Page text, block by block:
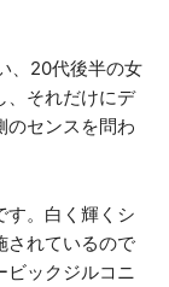
、20代後半の女
、それだけにデ
のセンスを問わ
す。白く輝くシ
されているので
ビックジルコニ